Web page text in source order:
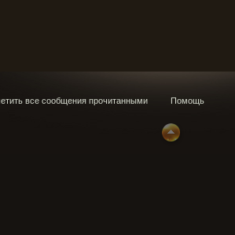
все сообщения прочитанными Помощь